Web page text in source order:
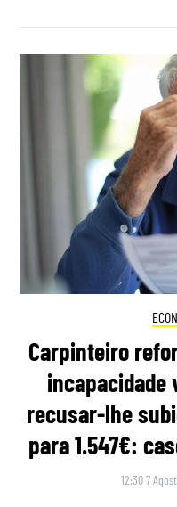
Carpinteiro
incapacidade
recusar-lhe
para 1.547€:
12:30 7